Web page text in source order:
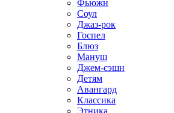
Фьюжн
Соул
Джаз-рок
Госпел
Блюз
Мануш
Джем-сэшн
Детям
Авангард
Классика
Этника